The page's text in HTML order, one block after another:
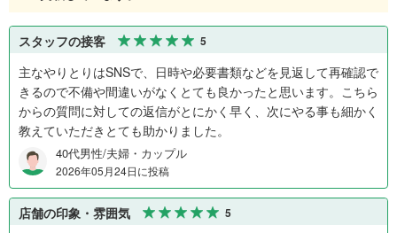
スタッフの接客 5
主なやりとりはSNSで、日時や必要書類などを見返して再確認で
きるので不備や間違いがなくとても良かったと思います。こちら
からの質問に対しての返信がとにかく早く、次にやる事も細かく
教えていただきとても助かりました。
40代男性/夫婦・カップル
2026年05月24日に投稿
店舗の印象・雰囲気 5